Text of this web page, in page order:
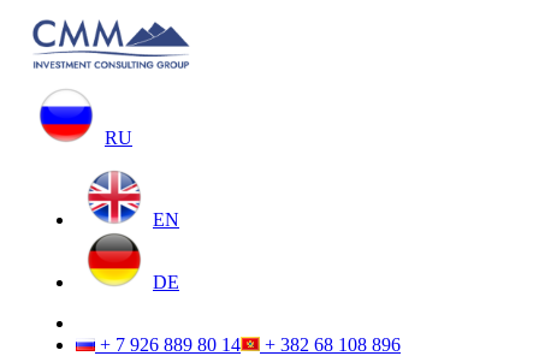
RU
EN
DE
+ 7 926 889 80 14 + 382 68 108 896